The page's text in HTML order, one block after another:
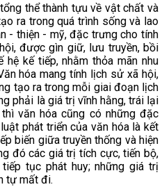
thể thành tựu về vật chất và
ra trong quá trình sống và lao
- thiện - mỹ, đặc trưng cho tính
được gìn giữ, lưu truyền, bồi
kế tiếp, nhằm thỏa mãn nhu
hóa mang tính lịch sử xã hội,
tạo ra trong mỗi giai đoạn lịch
phải là giá trị vĩnh hằng, trái lại
văn hóa cũng có những đặc
phát triển của văn hóa là kết
biến giữa truyền thống và hiện
đó các giá trị tích cực, tiến bộ,
tục phát huy; những giá trị
tự mất đi.